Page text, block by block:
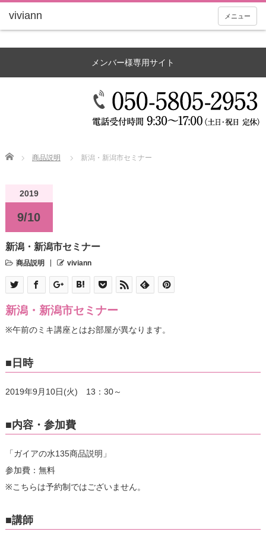
メニュー
メンバー様専用サイト
Home 商品説明 新潟・新潟市セミナー
2019
9/10
新潟・新潟市セミナー
商品説明 viviann
新潟・新潟市セミナー
※午前のミキ講座とはお部屋が異なります。
■日時
2019年9月10日(火) 13：30～
■内容・参加費
「ガイアの水135商品説明」
参加費：無料
※こちらは予約制ではございません。
■講師